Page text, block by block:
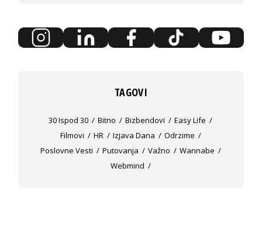
TAGOVI
30 Ispod 30 Bitno Bizbendovi
Easy Life
Filmovi
HR Izjava Dana
Odrzime
Poslovne Vesti
Putovanja Važno
Wannabe
Webmind